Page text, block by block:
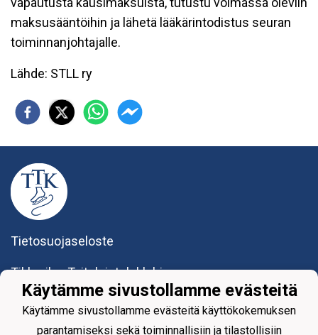
maksusääntöihin ja lähetä lääkärintodistus seuran
toiminnanjohtajalle.
Lähde: STLL ry
Tietosuojaseloste
Tikkurilan Taitoluisteluklubi ry
Yhteystiedot
Käytämme sivustollamme evästeitä
Käytämme sivustollamme evästeitä käyttökokemuksen
parantamiseksi sekä toiminnallisiin ja tilastollisiin